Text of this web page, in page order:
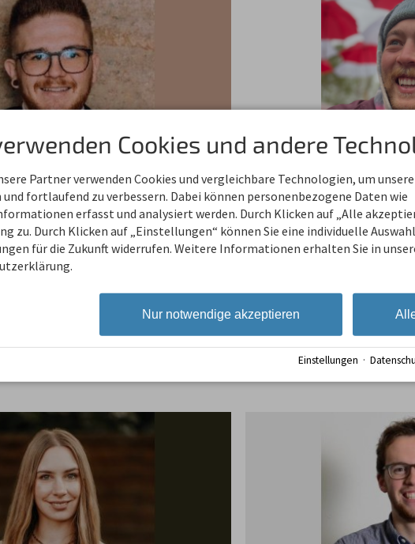
hat sich Max um dem Setup des
und damit um das
gekümmert. Durch seine
an der Rezeption ist er der
für Fragen rund um
so
Marzel Renn
Cookies und andere
Partner verwenden Cookies und vergleichbare Technologien, um
fortlaufend zu verbessern. Dabei können personenbezogene Daten wie
erfasst und analysiert werden. Durch Klicken auf „Alle
zu. Durch Klicken auf „Einstellungen“ können Sie eine individuelle
für die Zukunft widerrufen. Weitere Informationen erhalten Sie in
Nur notwendige akzeptieren
Einstellungen ·